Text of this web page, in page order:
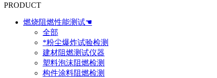
PRODUCT
燃烧阻燃性能测试☚
全部
*粉尘爆炸试验检测
建材阻燃测试仪器
塑料泡沫阻燃检测
构件涂料阻燃检测